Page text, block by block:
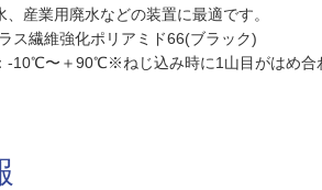
、産業用廃水などの装置に最適です。
ス繊維強化ポリアミド66(ブラック)
-10℃〜＋90℃※ねじ込み時に1山目がはめ合